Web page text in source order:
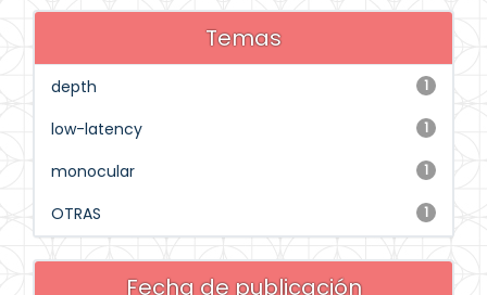
Temas
1
depth
1
low-latency
1
monocular
1
OTRAS
Fecha de publicación